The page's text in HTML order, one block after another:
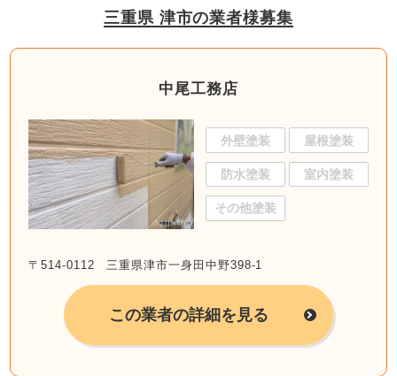
三重県 津市の業者様募集
中尾工務店
外壁塗装 屋根塗装
防水塗装 室内塗装
その他塗装
〒514-0112 三重県津市一身田中野398-1
この業者の詳細を見る